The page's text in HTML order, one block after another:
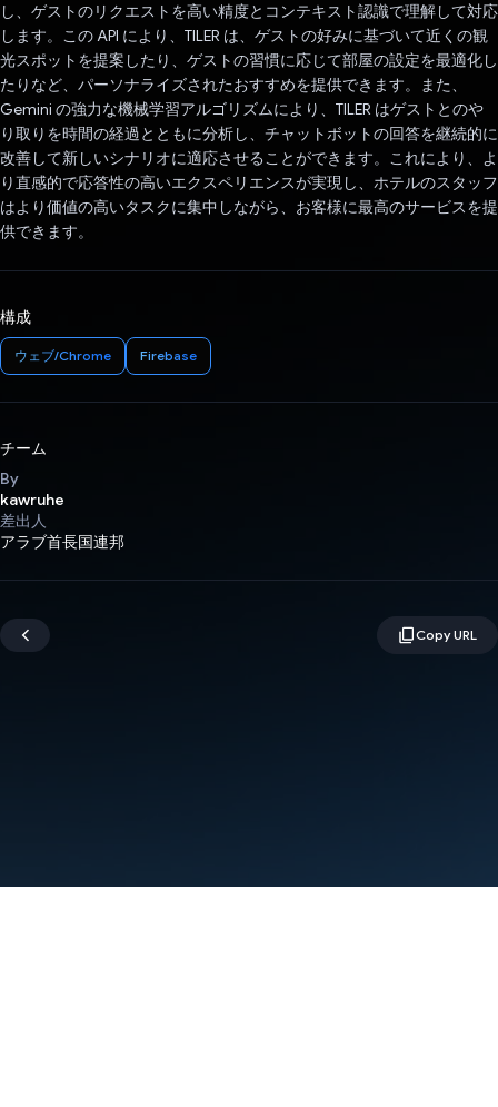
し、ゲストのリクエストを高い精度とコンテキスト認識で理解して対応
します。この API により、TILER は、ゲストの好みに基づいて近くの観
光スポットを提案したり、ゲストの習慣に応じて部屋の設定を最適化し
たりなど、パーソナライズされたおすすめを提供できます。また、
Gemini の強力な機械学習アルゴリズムにより、TILER はゲストとのや
り取りを時間の経過とともに分析し、チャットボットの回答を継続的に
改善して新しいシナリオに適応させることができます。これにより、よ
り直感的で応答性の高いエクスペリエンスが実現し、ホテルのスタッフ
はより価値の高いタスクに集中しながら、お客様に最高のサービスを提
供できます。
構成
ウェブ/Chrome Firebase
チーム
By
kawruhe
差出人
アラブ首長国連邦